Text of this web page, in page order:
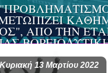
ΑΠΟ ΤΗΝ
Κυριακή 13 Μαρτίου 2022